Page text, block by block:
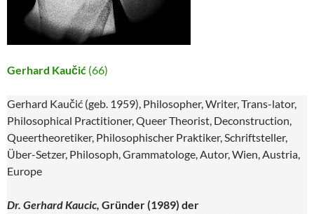
Gerhard Kaučić (66)
Gerhard Kaučić (geb. 1959), Philosopher, Writer, Trans-lator,
Philosophical Practitioner, Queer Theorist, Deconstruction,
Queertheoretiker, Philosophischer Praktiker, Schriftsteller,
Über-Setzer, Philosoph, Grammatologe, Autor, Wien, Austria,
Europe
Dr. Gerhard Kaucic, Gründer (1989) der